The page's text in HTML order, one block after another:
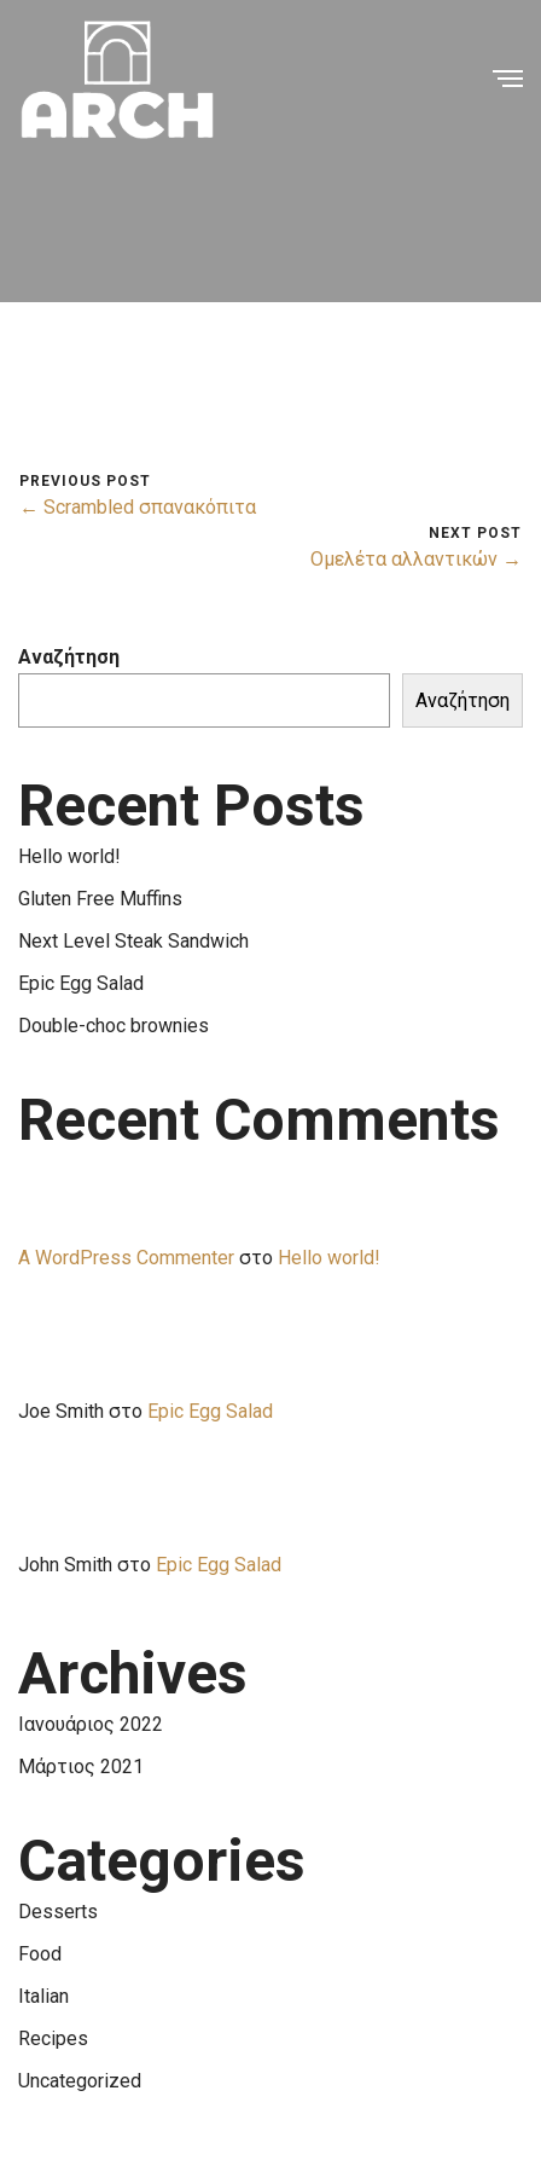
PREVIOUS POST
← Scrambled σπανακόπιτα
NEXT POST
Ομελέτα αλλαντικών →
Αναζήτηση
Αναζήτηση
Recent Posts
Hello world!
Gluten Free Muffins
Next Level Steak Sandwich
Epic Egg Salad
Double-choc brownies
Recent Comments
A WordPress Commenter στο Hello world!
Joe Smith στο Epic Egg Salad
John Smith στο Epic Egg Salad
Archives
Ιανουάριος 2022
Μάρτιος 2021
Categories
Desserts
Food
Italian
Recipes
Uncategorized